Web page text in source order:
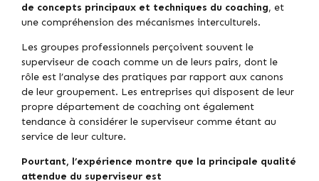
de concepts principaux et techniques du coaching, et
une compréhension des mécanismes interculturels.
Les groupes professionnels perçoivent souvent le
superviseur de coach comme un de leurs pairs, dont le
rôle est l’analyse des pratiques par rapport aux canons
de leur groupement. Les entreprises qui disposent de leur
propre département de coaching ont également
tendance à considérer le superviseur comme étant au
service de leur culture.
Pourtant, l’expérience montre que la principale qualité
attendue du superviseur est